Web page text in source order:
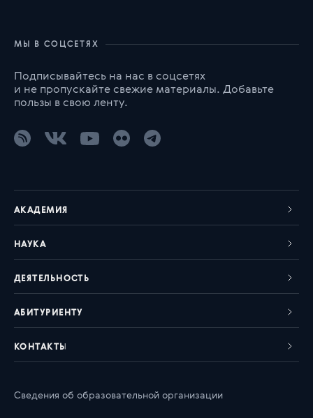
МЫ В СОЦСЕТЯХ
Подписывайтесь на нас в соцсетях
и не пропускайте свежие материалы. Добавьте
пользы в свою ленту.
АКАДЕМИЯ
НАУКА
ДЕЯТЕЛЬНОСТЬ
АБИТУРИЕНТУ
КОНТАКТЫ
Сведения об образовательной организации